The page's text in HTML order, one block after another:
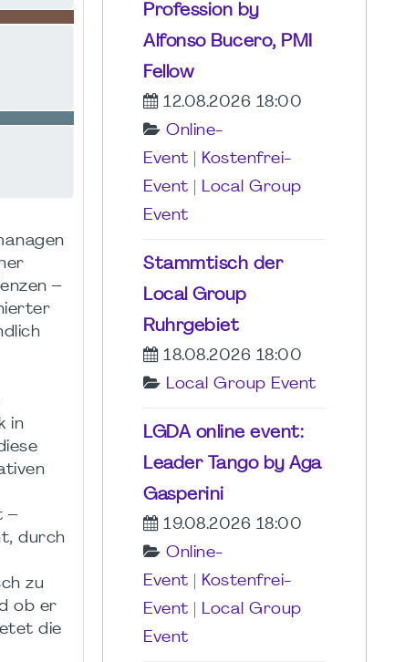
–
in
–
durch
zu
ob er
die
Profession by
Alfonso Bucero, PMI
Fellow
12.08.2026 18:00
Online-
Event
Kostenfrei-
Event
Local Group
Event
Stammtisch der
Local Group
Ruhrgebiet
18.08.2026 18:00
Local Group Event
LGDA online event:
Leader Tango by Aga
Gasperini
19.08.2026 18:00
Online-
Event
Kostenfrei-
Event
Local Group
Event